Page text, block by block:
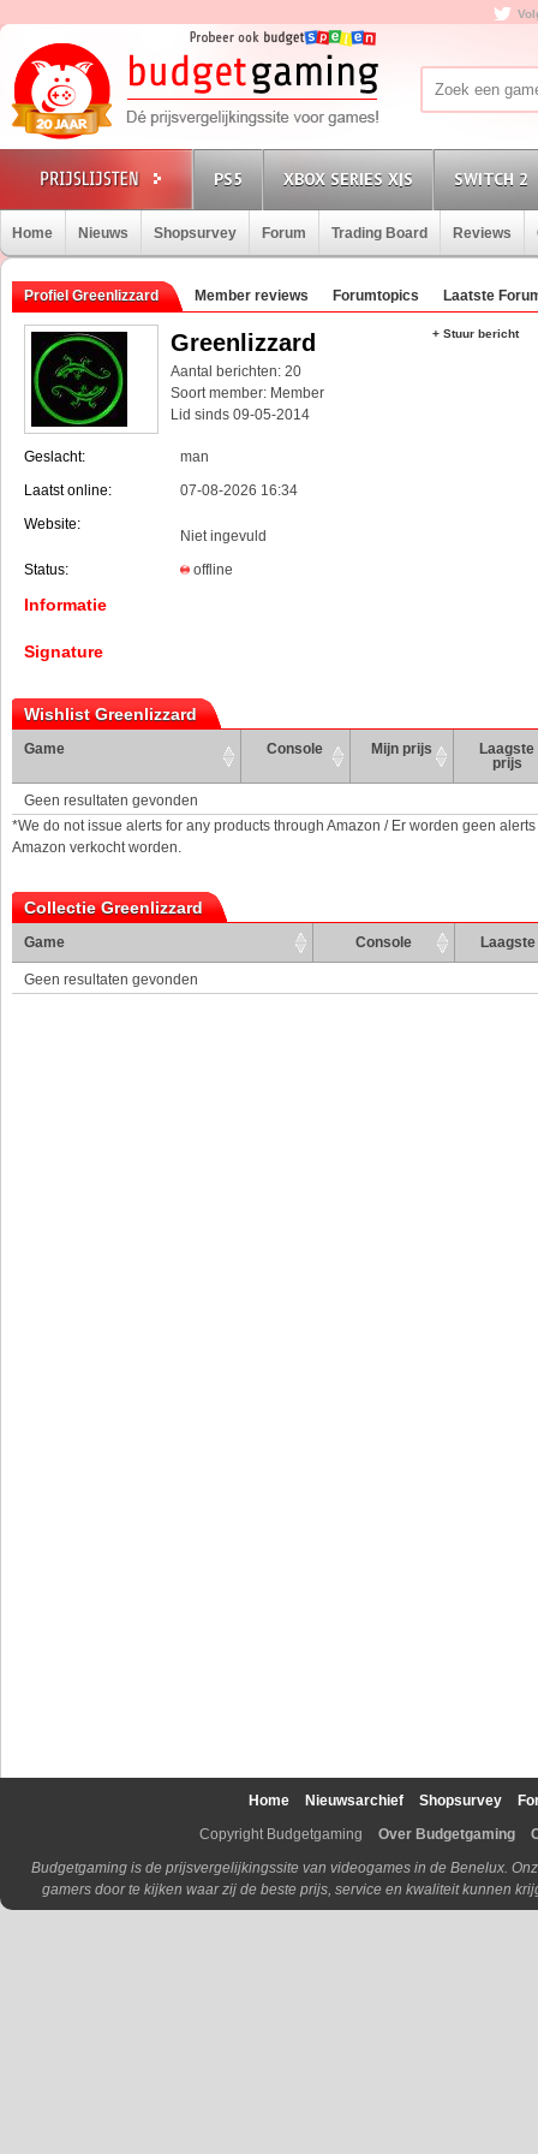
PS5 XBOX SERIES X|S SWITCH 2
Home Nieuws Shopsurvey Forum Trading Board Reviews
Profiel Greenlizzard Member reviews Forumtopics Laatste
Greenlizzard
Aantal berichten: 20
Soort member: Member
Lid sinds 09-05-2014
Geslacht:
man
Laatst online:
07-08-2026 16:34
Website:
Niet ingevuld
Status:
offline
Informatie
Signature
+ Stuur bericht
Wishlist Greenlizzard
Game Console Mijn prijs
Laagste
prijs
Geen resultaten gevonden
*We do not issue alerts for any products through Amazon / Er worden geen
Amazon verkocht worden.
Collectie Greenlizzard
Game Console
Geen resultaten gevonden
Home Nieuwsarchief Shopsurvey
Copyright Budgetgaming
Over Budgetgaming
Budgetgaming is de prijsvergelijkingssite van videogames in de Benelux.
gamers door te kijken waar zij de beste prijs, service en kwaliteit kunnen